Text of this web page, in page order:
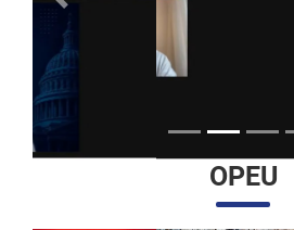
Anterior
OPEU